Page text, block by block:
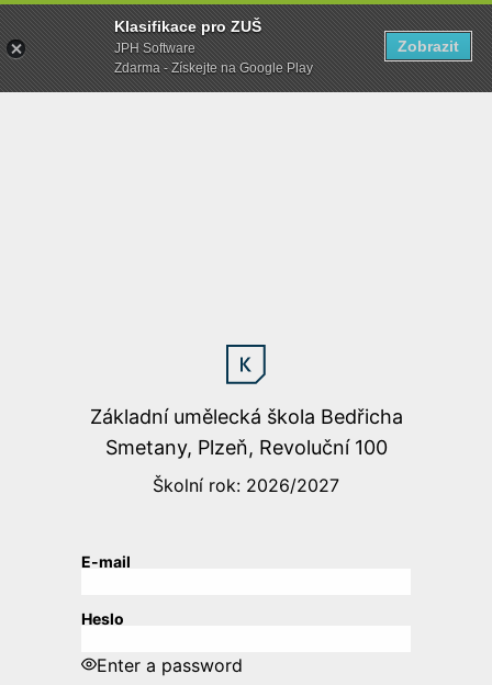
Klasifikace pro ZUŠ
JPH Software
Zdarma - Získejte na Google Play
Zobrazit
Základní umělecká škola Bedřicha
Smetany, Plzeň, Revoluční 100
Školní rok: 2026/2027
E-mail
Heslo
Enter a password